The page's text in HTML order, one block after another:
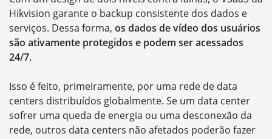
Hikvision garante o backup consistente dos dados e
serviços. Dessa forma, os dados de vídeo dos usuários
são ativamente protegidos e podem ser acessados
24/7.
Isso é feito, primeiramente, por uma rede de data
centers distribuídos globalmente. Se um data center
sofrer uma queda de energia ou uma desconexão da
rede, outros data centers não afetados poderão fazer